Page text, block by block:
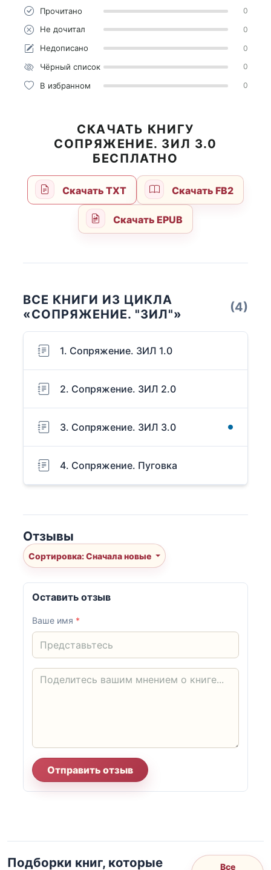
Прочитано 0
Не дочитал 0
Недописано 0
Чёрный список 0
В избранном 0
СКАЧАТЬ КНИГУ
СОПРЯЖЕНИЕ. ЗИЛ 3.0
БЕСПЛАТНО
Скачать TXT Скачать FB2
Скачать EPUB
ВСЕ КНИГИ ИЗ ЦИКЛА
«СОПРЯЖЕНИЕ. "ЗИЛ"»
(4)
1. Сопряжение. ЗИЛ 1.0
2. Сопряжение. ЗИЛ 2.0
3. Сопряжение. ЗИЛ 3.0
4. Сопряжение. Пуговка
Отзывы
Сортировка: Сначала новые
Оставить отзыв
Ваше имя *
Отправить отзыв
Подборки книг, которые Все